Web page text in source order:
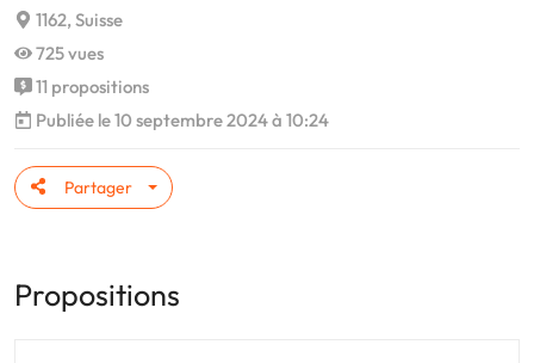
1162, Suisse
725 vues
11 propositions
Publiée le 10 septembre 2024 à 10:24
Partager
Propositions